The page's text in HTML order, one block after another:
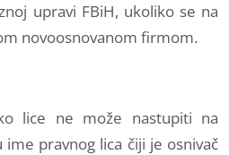
upravi FBiH, ukoliko se na
novoosnovanom firmom.
lice ne može nastupiti na
pravnog lica čiji je osnivač